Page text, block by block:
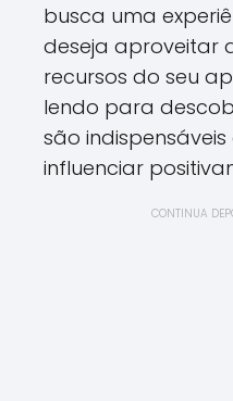
busca uma
deseja aproveitar
recursos do seu
lendo para
são
influenciar
CONTINUA